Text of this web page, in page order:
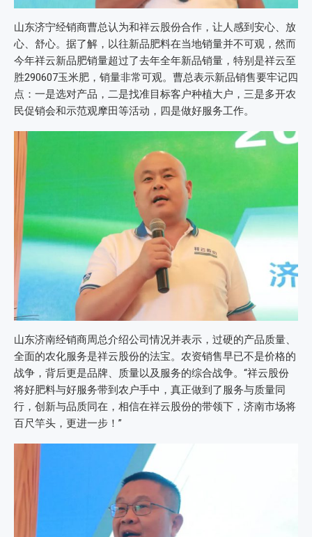
山东济宁经销商曹总认为和祥云股份合作，让人感到安心、放
心、舒心。据了解，以往新品肥料在当地销量并不可观，然而
今年祥云新品肥销量超过了去年全年新品销量，特别是祥云至
胜290607玉米肥，销量非常可观。曹总表示新品销售要牢记四
点：一是选对产品，二是找准目标客户种植大户，三是多开农
民促销会和示范观摩田等活动，四是做好服务工作。
山东济南经销商周总介绍公司情况并表示，过硬的产品质量、
全面的农化服务是祥云股份的法宝。农资销售早已不是价格的
战争，背后更是品牌、质量以及服务的综合战争。“祥云股份
将好肥料与好服务带到农户手中，真正做到了服务与质量同
行，创新与品质同在，相信在祥云股份的带领下，济南市场将
百尺竿头，更进一步！”